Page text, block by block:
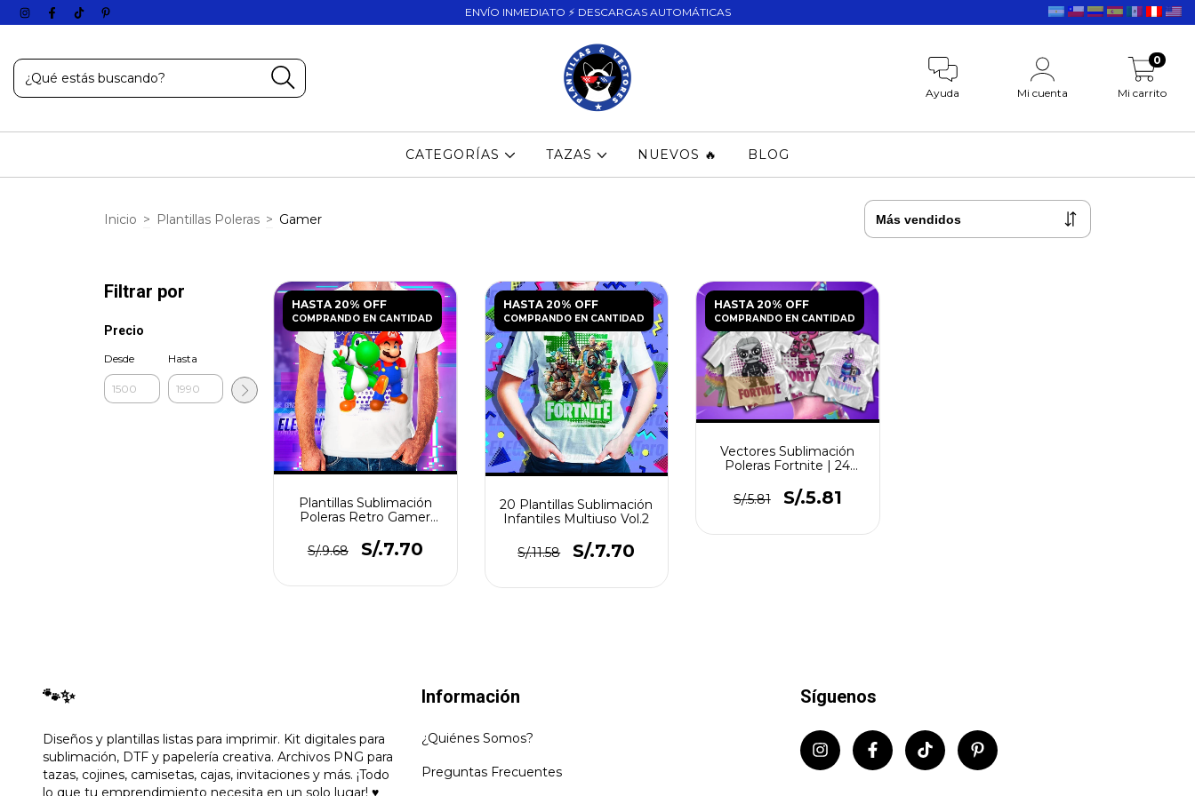
ENVÍO INMEDIATO ⚡ DESCARGAS AUTOMÁTICAS
Ayuda Mi cuenta Mi carrito
0
CATEGORÍAS TAZAS NUEVOS 🔥 BLOG
Inicio > Plantillas Poleras > Gamer
Filtrar por
Precio
Desde Hasta
HASTA 20% OFF
COMPRANDO EN CANTIDAD
Plantillas Sublimación
Poleras Retro Gamer
S/.9.68
S/.7.70
HASTA 20% OFF
COMPRANDO EN CANTIDAD
20 Plantillas Sublimación
Infantiles Multiuso Vol.2
S/.11.58 S/.7.70
HASTA 20% OFF
COMPRANDO EN CANTIDAD
Vectores Sublimación
Poleras Fortnite | 24
S/.5.81
S/.5.81
🐾✨
Diseños y plantillas listas para imprimir. Kit digitales para
sublimación, DTF y papelería creativa. Archivos PNG para
tazas, cojines, camisetas, cajas, invitaciones y más. ¡Todo
lo que tu emprendimiento necesita en un solo lugar! ♥
Información
¿Quiénes Somos?
Preguntas Frecuentes
Síguenos